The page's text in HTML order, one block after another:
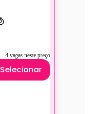
4 vagas neste preço
Selecionar